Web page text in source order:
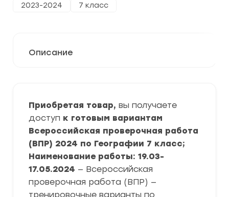
2023-2024 7 класс
Описание
Приобретая товар, вы получаете
доступ к готовым вариантам
Всероссийская проверочная работа
(ВПР) 2024 по Географии 7 класс;
Наименование работы: 19.03-
17.05.2024 — Всероссийская
проверочная работа (ВПР) —
тренировочные варианты по